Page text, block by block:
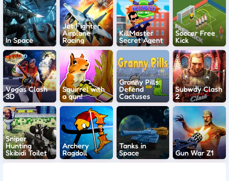
In Space
Jet Fighter
Airplane
Racing
KillMaster
Secret Agent
Soccer Free
Kick
Vegas Clash
3D
Squirrel with
a gun!
Granny Pills:
Defend
Cactuses
Subway Clash
2
Sniper
Hunting
Skibidi Toilet
Archery
Ragdoll
Tanks in
Space
Gun War Z1